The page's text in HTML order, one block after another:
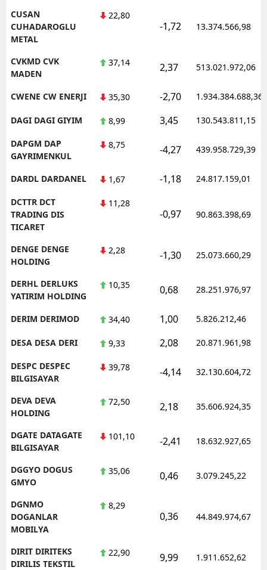
CUSAN
CUHADAROGLU
METAL
22,80
-1,72 13.374.566,98
CVKMD CVK
MADEN
37,14 2,37 513.021.972,06
CWENE CW ENERJI 35,30 -2,70 1.934.384.688,36
DAGI DAGI GIYIM 8,99 3,45 130.543.811,15
DAPGM DAP
GAYRIMENKUL
8,75 -4,27 439.958.729,39
DARDL DARDANEL 1,67 -1,18 24.817.159,01
DCTTR DCT
TRADING DIS
TICARET
11,28
-0,97 90.863.398,69
DENGE DENGE
HOLDING
2,28 -1,30 25.073.660,29
DERHL DERLUKS
YATIRIM HOLDING
10,35 0,68 28.251.976,97
DERIM DERIMOD 34,40 1,00 5.826.212,46
DESA DESA DERI 9,33 2,08 20.871.961,98
DESPC DESPEC
BILGISAYAR
39,78 -4,14 32.130.604,72
DEVA DEVA
HOLDING
72,50 2,18 35.606.924,35
DGATE DATAGATE
BILGISAYAR
101,10 -2,41 18.632.927,65
DGGYO DOGUS
GMYO
35,06 0,46 3.079.245,22
DGNMO
DOGANLAR
MOBILYA
8,29
0,36 44.849.974,67
DIRIT DIRITEKS
DIRILIS TEKSTIL
22,90 9,99 1.911.652,62